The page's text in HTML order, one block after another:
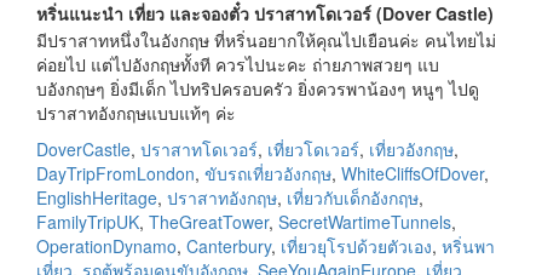
หริ่นแนะนำ เที่ยว และจองตั๋ว ปราสาทโดเวอร์ (Dover Castle)
มีปราสาทหนึ่งในอังกฤษ ที่หริ่นอยากให้คุณไปเยือนค่ะ คนไทยไม่
ค่อยไป แต่ไปอังกฤษทั้งที ควรไปนะคะ ถ่ายภาพสวยๆ แบ
บอังกฤษๆ ยิ่งมีเด็ก ไปทริปครอบครัว ยิ่งควรพาน้องๆ หนูๆ ไปดู
ปราสาทอังกฤษแบบแท้ๆ ค่ะ
DoverCastle, ปราสาทโดเวอร์, เที่ยวโดเวอร์, เที่ยวอังกฤษ,
DayTripFromLondon, ขับรถเที่ยวอังกฤษ, WhiteCliffsOfDover,
EnglishHeritage, ปราสาทอังกฤษ, เที่ยวกับเด็กอังกฤษ,
FamilyTripUK, TheGreatTower, SecretWartimeTunnels,
OperationDynamo, Canterbury, เที่ยวยุโรปด้วยตัวเอง, หริ่นพา